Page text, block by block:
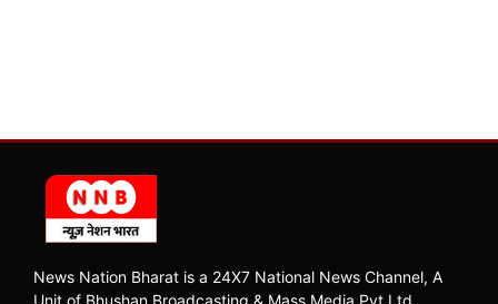
News Nation Bharat is a 24X7 National News Channel, A
Unit of Bhushan Broadcasting & Mass Media Pvt Ltd.